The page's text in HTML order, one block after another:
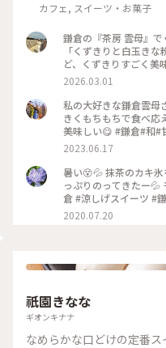
カフェ, スイーツ・お菓子
鎌倉の『茶房 雲母』
「くずきりと白玉き
ど、くずきりすごく美
ます。 1時間待ちを想
た。 梅の見える特等
30分弱かかったので、
んでも食べたいクオリティ。 #神奈川#鎌倉#茶
もちずき#Ayuのおや
2026.03.01
私の大好きな鎌倉雲母
きくもちもちで食べ応
美味しい😋 #鎌倉#和#
雲母
2023.06.17
暑い😵💦 抹茶のカキ
っぷりのってきたー
倉 #涼しげスイーツ #
2020.07.20
祇園きなな
ギオンキナナ
なめらかな口どけの定番ス